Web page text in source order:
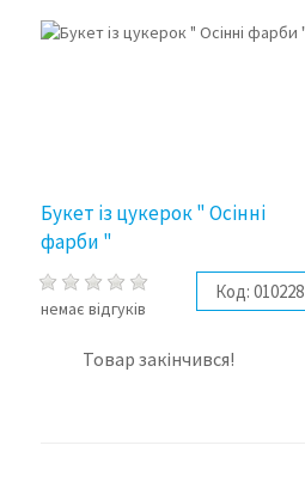
Букет із цукерок " Осінні
фарби "
немає відгуків
Код: 010228
Товар закінчився!